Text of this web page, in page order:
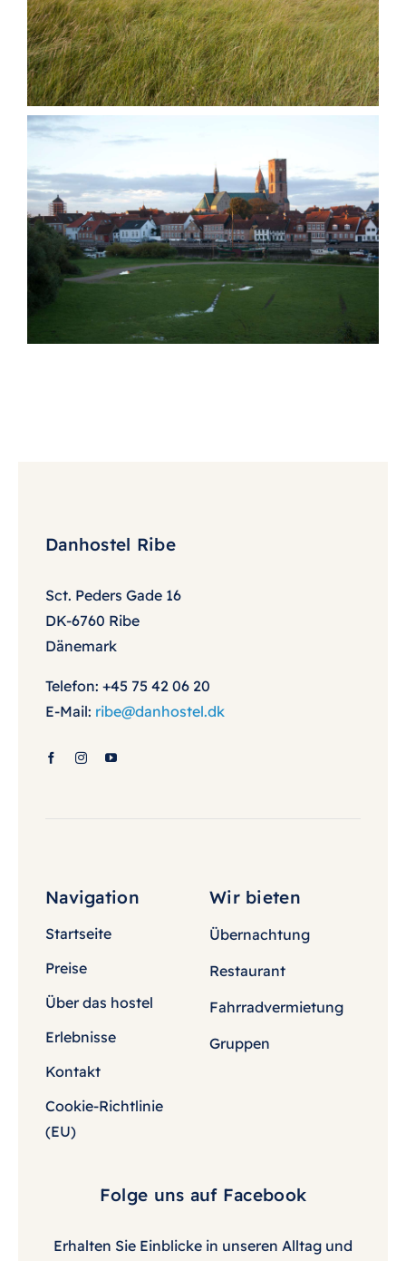
Danhostel Ribe
Sct. Peders Gade 16
DK-6760 Ribe
Dänemark
Telefon: +45 75 42 06 20
E-Mail: ribe@danhostel.dk
Navigation
Startseite
Preise
Über das hostel
Erlebnisse
Kontakt
Cookie-Richtlinie
(EU)
Wir bieten
Übernachtung
Restaurant
Fahrradvermietung
Gruppen
Folge uns auf Facebook
Erhalten Sie Einblicke in unseren Alltag und